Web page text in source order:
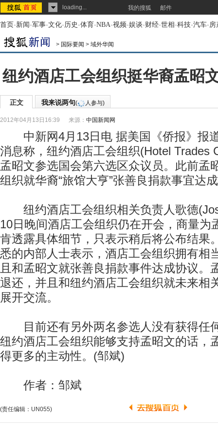
loading... 我的搜狐 邮件
首页-新闻-军事-文化-历史-体育-NBA-视频-娱谈-财经-世相-科技-汽车-房
> 国际要闻 > 域外华闻
纽约酒店工会组织挺华裔孟昭
正文 我来说两句( 人参与)
2012年04月13日16:39 来源： 中国新闻网
中新网4月13日电 据美国《侨报》报
消息称，纽约酒店工会组织(Hotel Trades
孟昭文参选国会第六选区众议员。此前孟
组织就华裔“旅馆大亨”张善良捐款事宜达
纽约酒店工会组织相关负责人歌德
10日晚间酒店工会组织仍在开会，商量为
肯透露具体细节，只表示稍后将公布结果
悉的内部人士表示，酒店工会组织拥有相
且和孟昭文就张善良捐款事件达成协议。
退还，并且和纽约酒店工会组织就未来相
展开交流。
目前还有另外两名参选人没有获得任
纽约酒店工会组织能够支持孟昭文的话，
得更多的主动性。(邹斌)
作者：邹斌
(责任编辑：UN055)